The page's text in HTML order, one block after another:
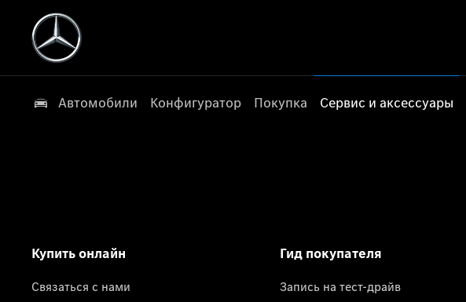
Автомобили Конфигуратор Покупка Сервис и аксессуары
Купить онлайн
Связаться с нами
Гид покупателя
Запись на тест-драйв